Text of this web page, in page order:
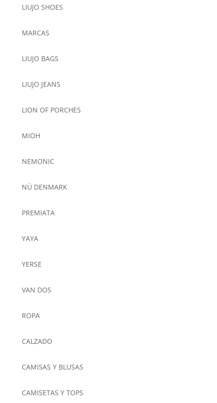
LIUJO SHOES
MARCAS
LIUJO BAGS
LIUJO JEANS
LION OF PORCHES
MIOH
NEMONIC
NÜ DENMARK
PREMIATA
YAYA
YERSE
VAN DOS
ROPA
CALZADO
CAMISAS Y BLUSAS
CAMISETAS Y TOPS